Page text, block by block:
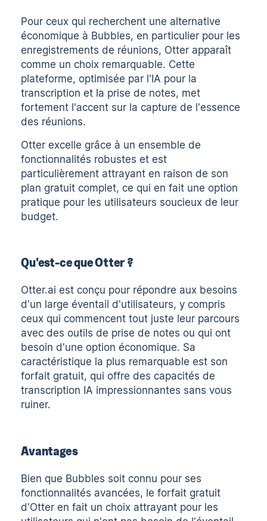
Pour ceux qui recherchent une alternative
économique à Bubbles, en particulier pour les
enregistrements de réunions, Otter apparaît
comme un choix remarquable. Cette
plateforme, optimisée par l'IA pour la
transcription et la prise de notes, met
fortement l'accent sur la capture de l'essence
des réunions.
Otter excelle grâce à un ensemble de
fonctionnalités robustes et est
particulièrement attrayant en raison de son
plan gratuit complet, ce qui en fait une option
pratique pour les utilisateurs soucieux de leur
budget.
Qu'est-ce que Otter ?
Otter.ai est conçu pour répondre aux besoins
d'un large éventail d'utilisateurs, y compris
ceux qui commencent tout juste leur parcours
avec des outils de prise de notes ou qui ont
besoin d'une option économique. Sa
caractéristique la plus remarquable est son
forfait gratuit, qui offre des capacités de
transcription IA impressionnantes sans vous
ruiner.
Avantages
Bien que Bubbles soit connu pour ses
fonctionnalités avancées, le forfait gratuit
d'Otter en fait un choix attrayant pour les